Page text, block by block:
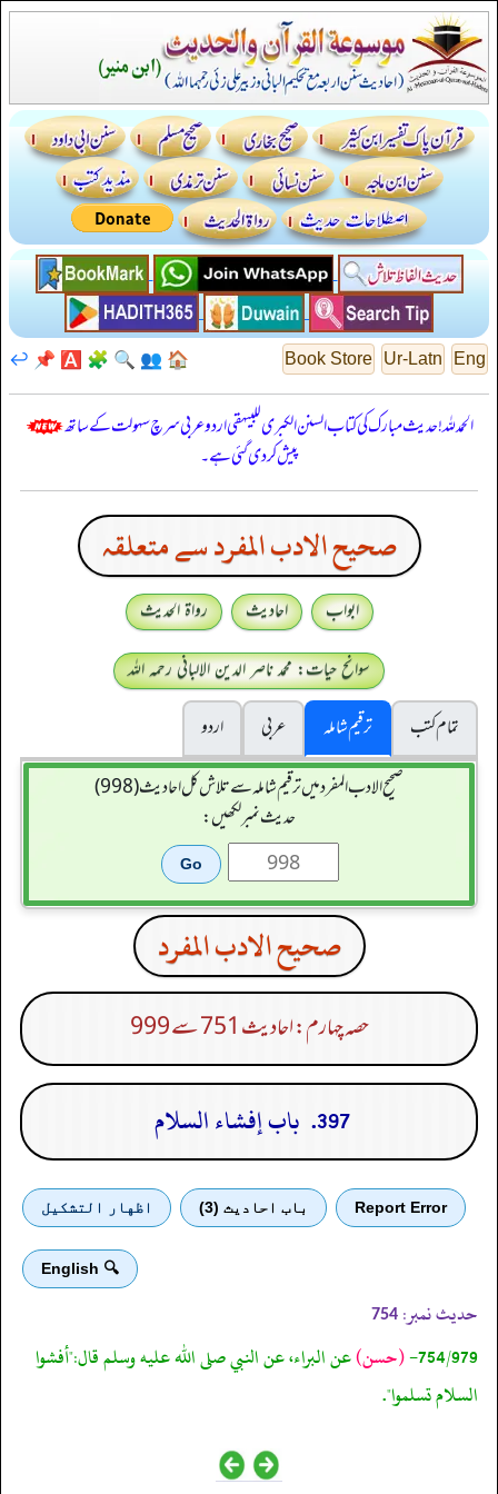
Eng
Ur-Latn
Book Store
🏠
👥
🔍
🧩
🅰️
📌
↩️
الحمدللہ! حدیث مبارک کی کتاب السنن الكبرى للبيهقي اردو عربی سرچ سہولت کے ساتھ
پیش کر دی گئی ہے۔
صحيح الادب المفرد سے متعلقہ
ابواب احادیث
رواۃ الحدیث
سوانح حیات: محمد ناصر الدین الالبانی رحمہ اللہ
تمام کتب
ترقیم شاملہ عربی
اردو
صحيح الادب المفرد میں ترقیم شاملہ سے تلاش کل احادیث (998)
حدیث نمبر لکھیں:
صحيح الادب المفرد
حصہ چہارم: احادیث 751 سے 999
397. باب إفشاء السلام
Report Error باب احادیث (3) اظهار التشكيل
🔍 English
حدیث نمبر: 754
754/979- (حسن)عن البراء، عن النبي صلى الله عليه وسلم قال:"أفشوا
السلام تسلموا".